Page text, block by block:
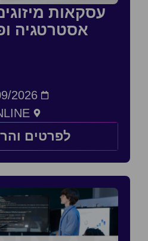
עסקאות
אסטרטגיה
2026
לפרטים